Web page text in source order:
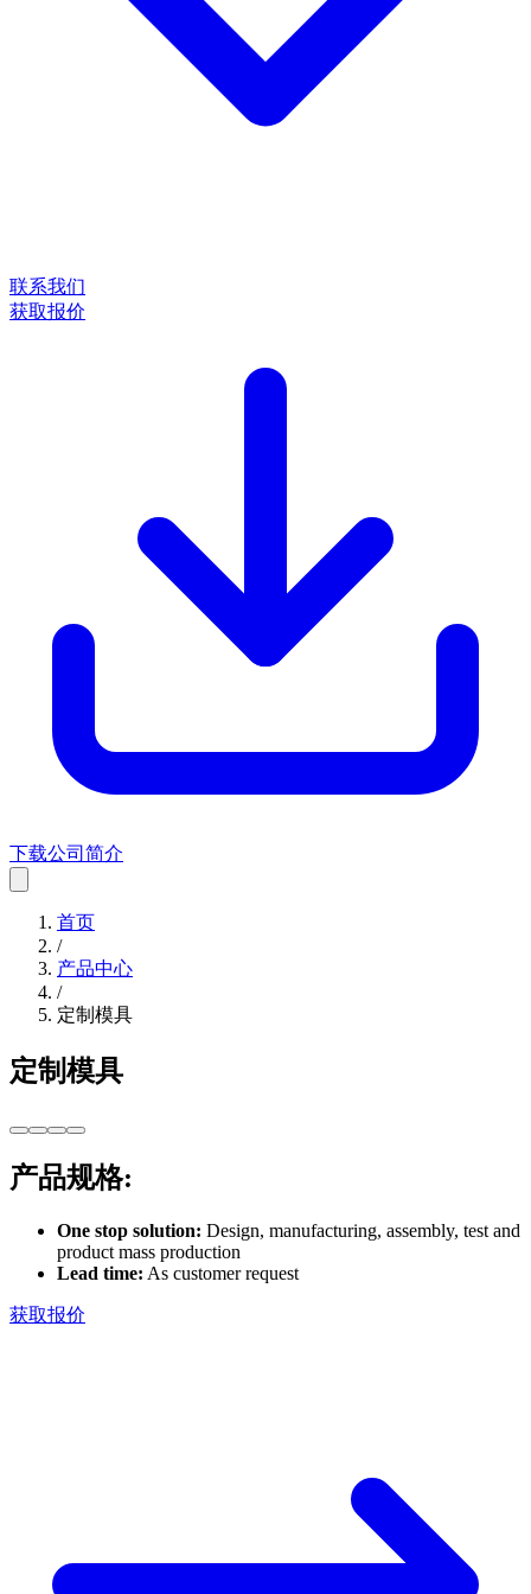
联系我们
获取报价
下载公司简介
首页
/
产品中心
/
定制模具
定制模具
产品规格:
One stop solution: Design, manufacturing, assembly, test and
product mass production
Lead time: As customer request
获取报价